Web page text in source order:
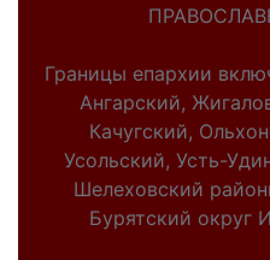
Границы епархии
Ангарский,
Качугский,
Усольский, Усть-
Шелеховский
Бурятский округ